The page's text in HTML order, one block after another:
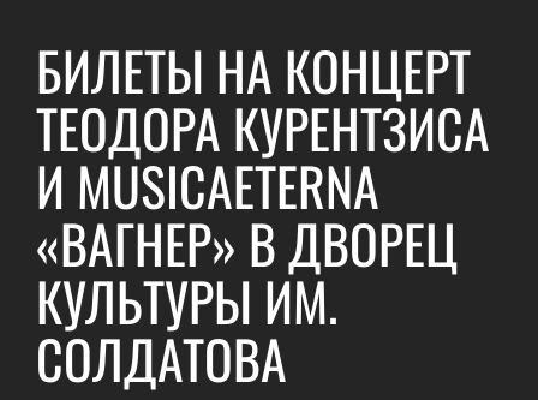
БИЛЕТЫ НА КОНЦЕРТ
ТЕОДОРА КУРЕНТЗИСА
И MUSICAETERNA
«ВАГНЕР» В ДВОРЕЦ
КУЛЬТУРЫ ИМ.
СОЛДАТОВА